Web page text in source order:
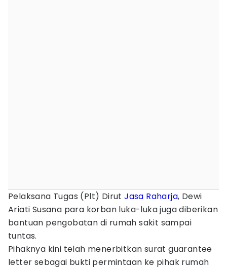
Pelaksana Tugas (Plt) DirutJasa Raharja, Dewi
Ariati Susana para korban luka-luka juga diberikan
bantuan pengobatan di rumah sakit sampai
tuntas.
Pihaknya kini telah menerbitkan surat guarantee
letter sebagai bukti permintaan ke pihak rumah